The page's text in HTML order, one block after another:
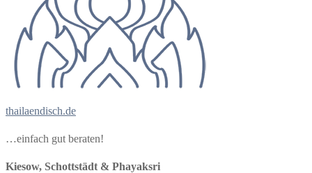
thailaendisch.de
…einfach gut beraten!
Kiesow, Schottstädt & Phayaksri